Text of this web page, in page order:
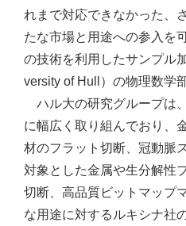
れまで対応できなかった、
たな市場と用途への参入を
の技術を利用したサンプル
versity of Hull）の物理数学
ハル大の研究グループは
に幅広く取り組んでおり、
材のフラット切断、冠動脈
対象とした金属や生分解性
切断、高品質ビットマップ
な用途に対するルキシナ社